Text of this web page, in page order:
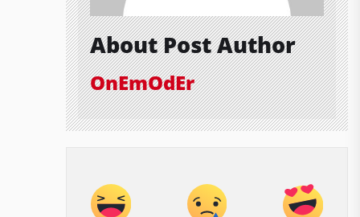
About Post Author
OnEmOdEr